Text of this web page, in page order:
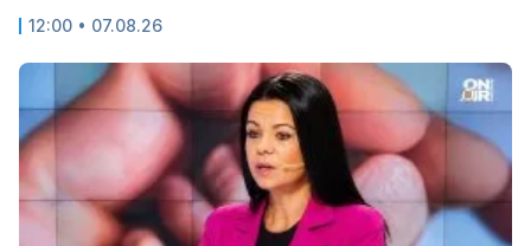
12:00 • 07.08.26